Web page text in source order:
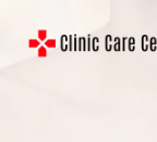
съдържанието